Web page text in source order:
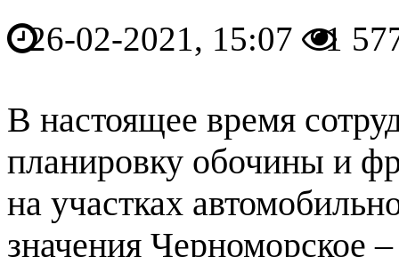
26-02-2021, 15:07 1
В настоящее время
планировку обочины и
на участках
значения Черноморское